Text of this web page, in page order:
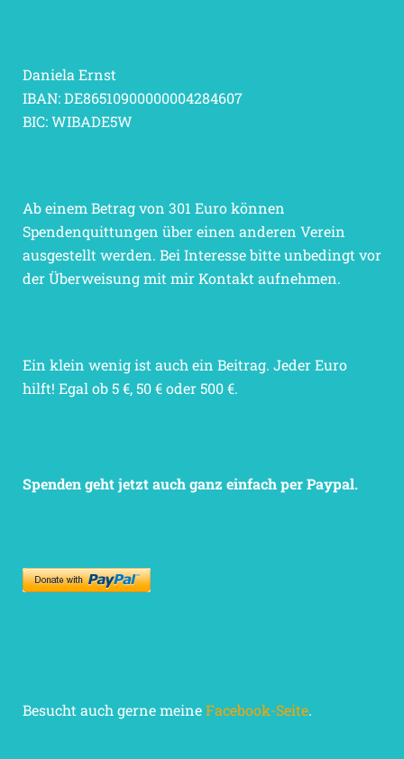
Daniela Ernst
IBAN: DE86510900000004284607
BIC: WIBADE5W
Ab einem Betrag von 301 Euro können
Spendenquittungen über einen anderen Verein
ausgestellt werden. Bei Interesse bitte unbedingt vor
der Überweisung mit mir Kontakt aufnehmen.
Ein klein wenig ist auch ein Beitrag. Jeder Euro
hilft! Egal ob 5 €, 50 € oder 500 €.
Spenden geht jetzt auch ganz einfach per Paypal.
Besucht auch gerne meineFacebook-Seite.